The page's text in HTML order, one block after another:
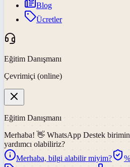
Blog
Ücretler
Eğitim Danışmanı
Çevrimiçi (online)
Eğitim Danışmanı
Merhaba! 👋 WhatsApp Destek
yardımcı olabiliriz?
Merhaba, bilgi alabilir miyim?